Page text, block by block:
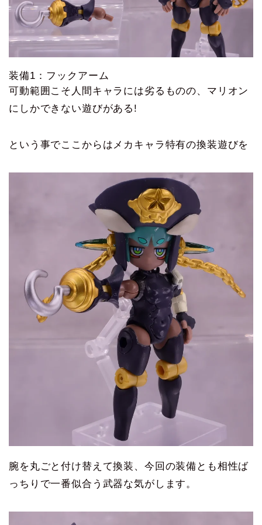
装備1：フックアーム
可動範囲こそ人間キャラには劣るものの、マリオン
にしかできない遊びがある!
という事でここからはメカキャラ特有の換装遊びを
腕を丸ごと付け替えて換装、今回の装備とも相性ば
っちりで一番似合う武器な気がします。